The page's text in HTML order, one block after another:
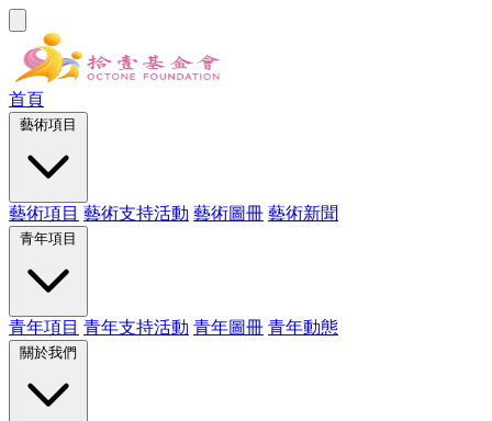
首頁
藝術項目 藝術支持活動 藝術圖冊 藝術新聞
青年項目 青年支持活動 青年圖冊 青年動態